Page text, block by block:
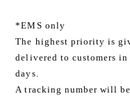
*EMS only
The highest priority is
delivered to customers
days.
A tracking number will be